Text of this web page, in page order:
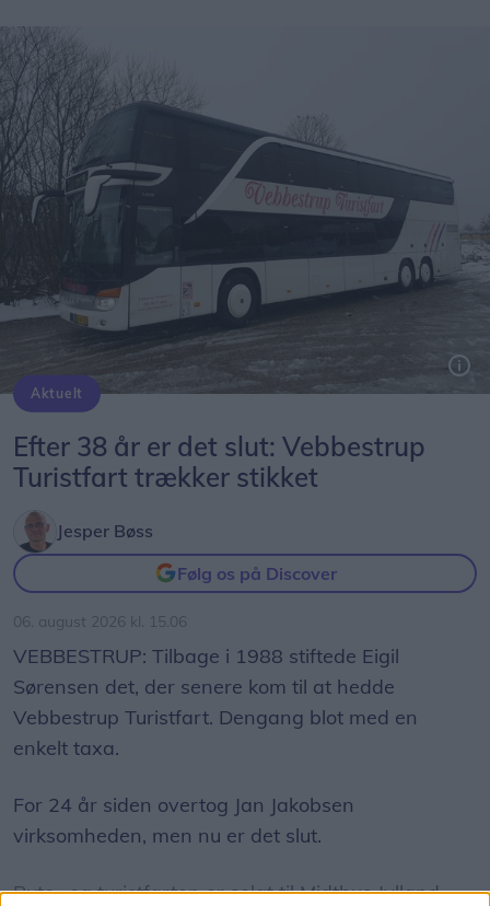
Aktuelt
Efter 38 år er det slut: Vebbestrup
Turistfart trækker stikket
Jesper Bøss
Følg os på Discover
06. august 2026 kl. 15.06
VEBBESTRUP: Tilbage i 1988 stiftede Eigil
Sørensen det, der senere kom til at hedde
Vebbestrup Turistfart. Dengang blot med en
enkelt taxa.
For 24 år siden overtog Jan Jakobsen
virksomheden, men nu er det slut.
Rute- og turistfarten er solgt til Midtbus Jylland,